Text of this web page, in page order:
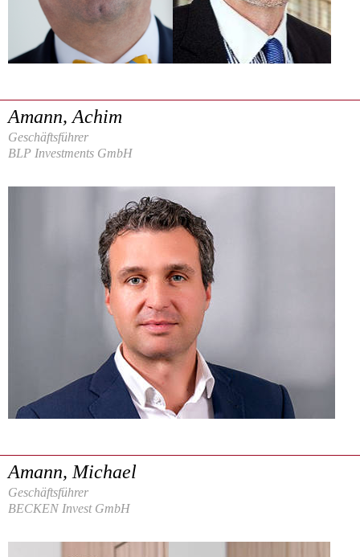
Amann, Achim
Geschäftsführer
BLP Investments GmbH
Amann, Michael
Geschäftsführer
BECKEN Invest GmbH